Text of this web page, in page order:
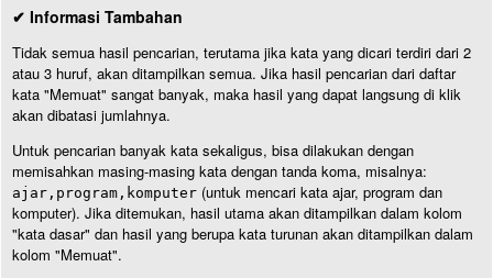
✔ Informasi Tambahan
Tidak semua hasil pencarian, terutama jika kata yang dicari terdiri dari 2
atau 3 huruf, akan ditampilkan semua. Jika hasil pencarian dari daftar
kata "Memuat" sangat banyak, maka hasil yang dapat langsung di klik
akan dibatasi jumlahnya.
Untuk pencarian banyak kata sekaligus, bisa dilakukan dengan
memisahkan masing-masing kata dengan tanda koma, misalnya:
ajar,program,komputer (untuk mencari kata ajar, program dan
komputer). Jika ditemukan, hasil utama akan ditampilkan dalam kolom
"kata dasar" dan hasil yang berupa kata turunan akan ditampilkan dalam
kolom "Memuat".